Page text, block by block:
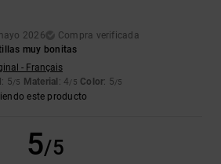
2026
Compra verificada
muy bonitas
- Français
: 5/5 Material : 4/5 Color: 5/5
este producto
5/5